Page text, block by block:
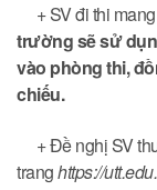
+ SV đi thi
trường sẽ sử
vào phòng thi,
chiếu.
+ Đề nghị SV
tranghttps://